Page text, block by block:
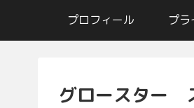
プロフィール プ
グロースター